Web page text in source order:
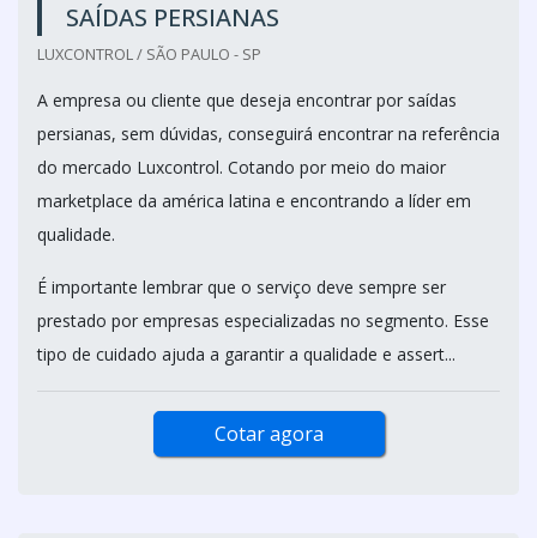
SAÍDAS PERSIANAS
LUXCONTROL / SÃO PAULO - SP
A empresa ou cliente que deseja encontrar por saídas
persianas, sem dúvidas, conseguirá encontrar na referência
do mercado Luxcontrol. Cotando por meio do maior
marketplace da américa latina e encontrando a líder em
qualidade.
É importante lembrar que o serviço deve sempre ser
prestado por empresas especializadas no segmento. Esse
tipo de cuidado ajuda a garantir a qualidade e assert...
Cotar agora